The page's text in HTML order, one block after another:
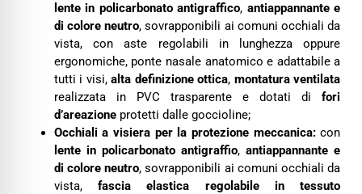
lente in policarbonato antigraffico, antiappannante e
di colore neutro, sovrapponibili ai comuni occhiali da
vista, con aste regolabili in lunghezza oppure
ergonomiche, ponte nasale anatomico e adattabile a
tutti i visi,alta definizione ottica, montatura ventilata
realizzata in PVC trasparente e dotati difori
d’areazioneprotetti dalle goccioline;
Occhiali a visiera per la protezione meccanica:con
lente in policarbonato antigraffio,antiappannante e
di colore neutro, sovrapponibili ai comuni occhiali da
vista,fascia elastica regolabile in tessuto